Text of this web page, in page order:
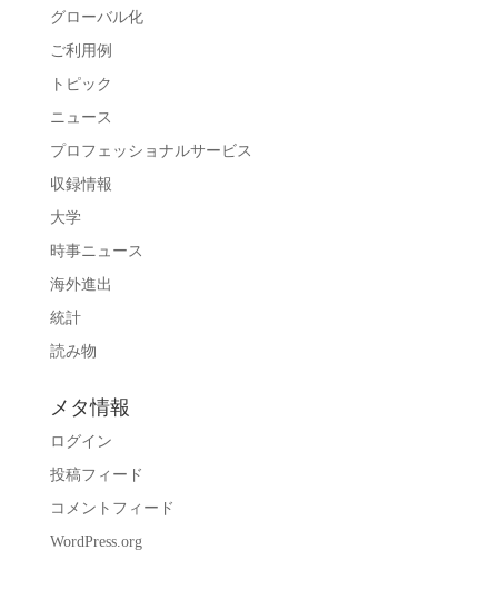
グローバル化
ご利用例
トピック
ニュース
プロフェッショナルサービス
収録情報
大学
時事ニュース
海外進出
統計
読み物
メタ情報
ログイン
投稿フィード
コメントフィード
WordPress.org